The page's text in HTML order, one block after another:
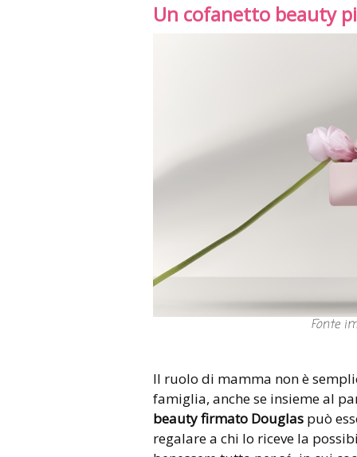
Un cofanetto beauty
Fonte
Il ruolo di mamma non è
famiglia, anche se insieme al
beauty firmato Douglas può
regalare a chi lo riceve la